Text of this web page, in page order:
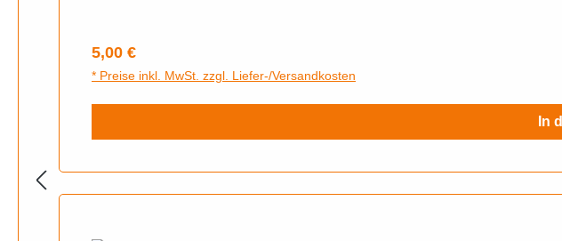
Regulärer Preis:
5,00 €
* Preise inkl. MwSt. zzgl. Liefer-/Versandkosten
In